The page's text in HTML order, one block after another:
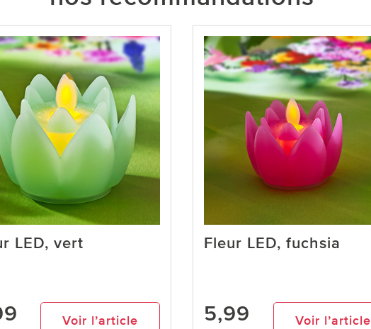
LED, vert
Voir l’article
Fleur LED, fuchsia
5,99 Voir l’article